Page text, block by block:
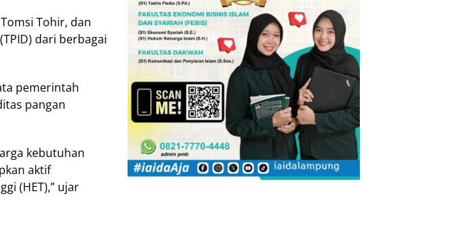
Tohir, dan
dari berbagai
pemerintah
pangan
kebutuhan
aktif
(HET),” ujar